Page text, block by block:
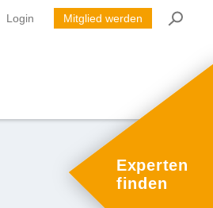
Login Mitglied werden
Experten
finden